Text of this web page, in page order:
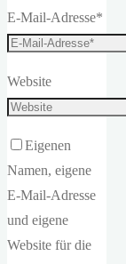
E-Mail-Adresse*
Website
Eigenen
Namen, eigene
E-Mail-Adresse
und eigene
Website für die